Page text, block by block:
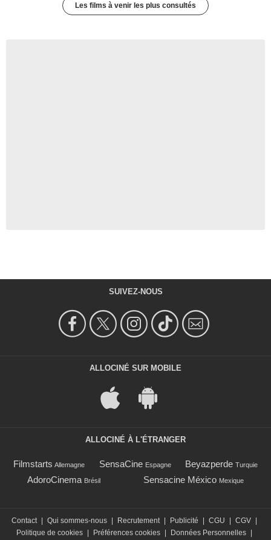
Les films à venir les plus consultés
SUIVEZ-NOUS
ALLOCINÉ SUR MOBILE
ALLOCINÉ À L'ÉTRANGER
Filmstarts Allemagne SensaCine Espagne Beyazperde Turquie
AdoroCinema Brésil Sensacine México Mexique
Contact | Qui sommes-nous | Recrutement | Publicité | CGU | CGV |
Politique de cookies | Préférences cookies | Données Personnelles |